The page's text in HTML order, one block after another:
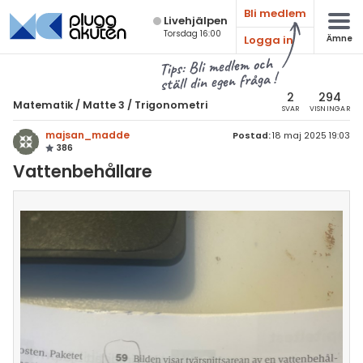
Live­hjälpen
Torsdag 16:00
Bli medlem
Logga in
Ämne
Tips: Bli medlem och
ställ din egen fråga !
Matematik / Matte 3 / Trigonometri 2
SVAR
294
VISNINGAR
majsan_madde
386
Postad:18 maj 2025 19:03
Vattenbehållare
Alla ämnen
Alla trådar
7
9
3
Matematik
Matte 3
Algebraiska uttryck
Naturliga logaritmer
Trigonometri
& Bygg